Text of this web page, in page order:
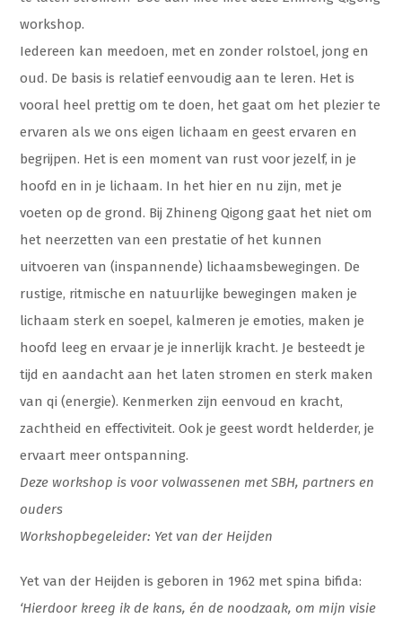
workshop.
Iedereen kan meedoen, met en zonder rolstoel, jong en
oud. De basis is relatief eenvoudig aan te leren. Het is
vooral heel prettig om te doen, het gaat om het plezier te
ervaren als we ons eigen lichaam en geest ervaren en
begrijpen. Het is een moment van rust voor jezelf, in je
hoofd en in je lichaam. In het hier en nu zijn, met je
voeten op de grond. Bij Zhineng Qigong gaat het niet om
het neerzetten van een prestatie of het kunnen
uitvoeren van (inspannende) lichaamsbewegingen. De
rustige, ritmische en natuurlijke bewegingen maken je
lichaam sterk en soepel, kalmeren je emoties, maken je
hoofd leeg en ervaar je je innerlijk kracht. Je besteedt je
tijd en aandacht aan het laten stromen en sterk maken
van qi (energie). Kenmerken zijn eenvoud en kracht,
zachtheid en effectiviteit. Ook je geest wordt helderder, je
ervaart meer ontspanning.
Deze workshop is voor volwassenen met SBH, partners en
ouders
Workshopbegeleider: Yet van der Heijden
Yet van der Heijden is geboren in 1962 met spina bifida:
‘Hierdoor kreeg ik de kans, én de noodzaak, om mijn visie